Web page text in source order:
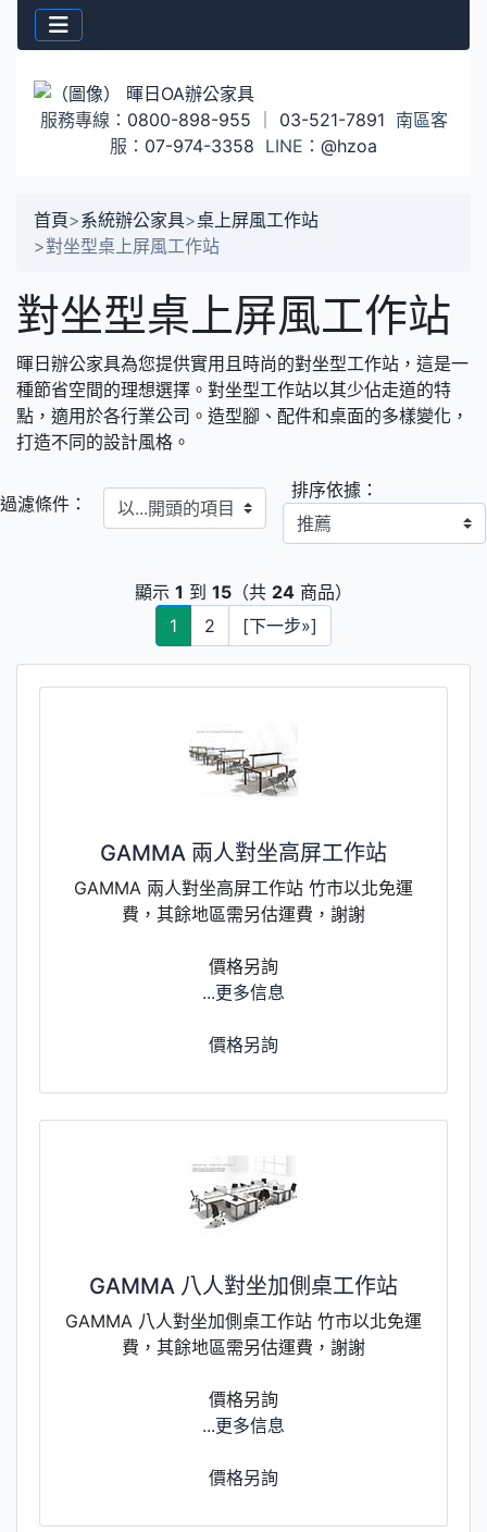
服務專線： 0800-898-955 03-521-7891 南區客
服： 07-974-3358 LINE： @hzoa
首頁>系統辦公家具>桌上屏風工作站
>對坐型桌上屏風工作站
對坐型桌上屏風工作站
暉日辦公家具為您提供實用且時尚的對坐型工作站，這是一
種節省空間的理想選擇。對坐型工作站以其少佔走道的特
點，適用於各行業公司。造型腳、配件和桌面的多樣變化，
打造不同的設計風格。
過濾條件： 以...開頭的項目 排序依據：
顯示 1 到 15 （共 24 商品）
1
2 [下一步»]
GAMMA 兩人對坐高屏工作站
GAMMA 兩人對坐高屏工作站 竹市以北免運
費，其餘地區需另估運費，謝謝
價格另詢
...更多信息
價格另詢
GAMMA 八人對坐加側桌工作站
GAMMA 八人對坐加側桌工作站 竹市以北免運
費，其餘地區需另估運費，謝謝
價格另詢
...更多信息
價格另詢